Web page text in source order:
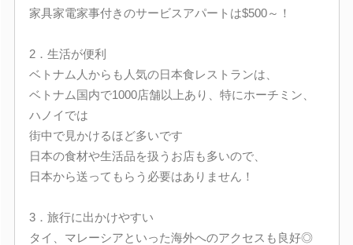
家具家電家事付きのサービスアパートは$500～！
2．生活が便利
ベトナム人からも人気の日本食レストランは、
ベトナム国内で1000店舗以上あり、特にホーチミン、
ハノイでは
街中で見かけるほど多いです
日本の食材や生活品を扱うお店も多いので、
日本から送ってもらう必要はありません！
3．旅行に出かけやすい
タイ、マレーシアといった海外へのアクセスも良好◎